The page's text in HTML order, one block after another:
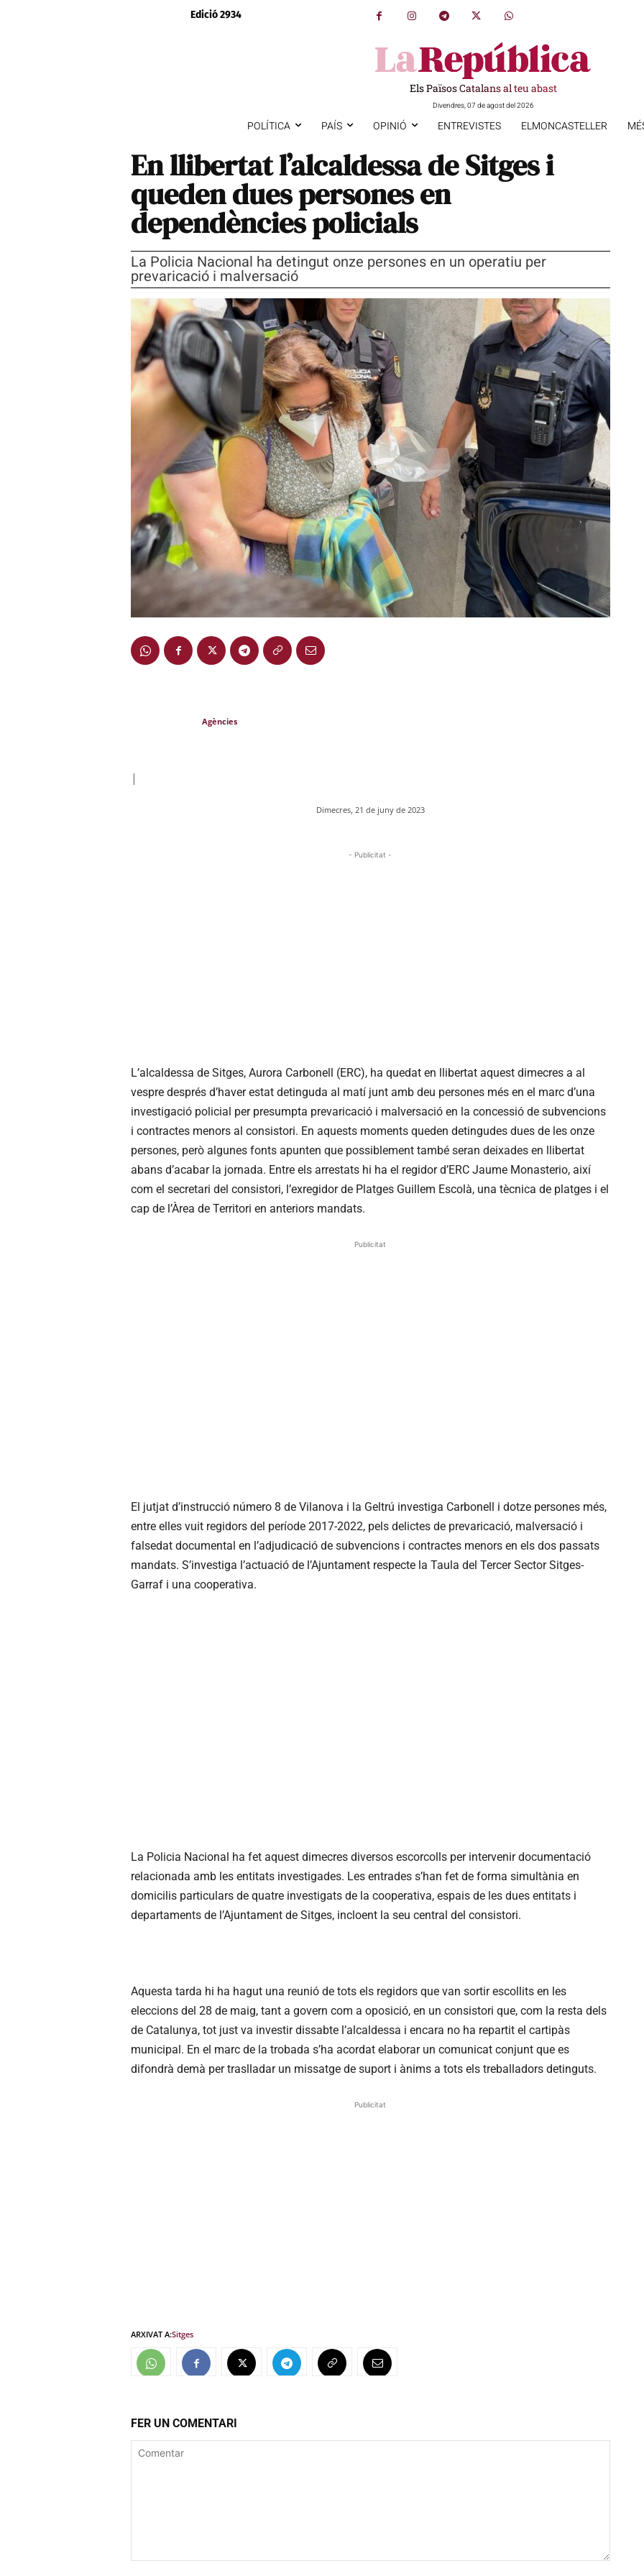
Edició 2934
Els Països Catalans al teu abast
Divendres, 07 de agost del 2026
POLÍTICA PAÍS OPINIÓ ENTREVISTES ELMONCASTELLER
En llibertat l’alcaldessa de Sitges i
queden dues persones en
dependències policials
La Policia Nacional ha detingut onze persones en un operatiu per
prevaricació i malversació
Agències
|
Dimecres, 21 de juny de 2023
- Publicitat -
L’alcaldessa de Sitges, Aurora Carbonell (ERC), ha quedat en llibertat aquest dimecres a al
vespre després d’haver estat detinguda al matí junt amb deu persones més en el marc d’una
investigació policial per presumpta prevaricació i malversació en la concessió de subvencions
i contractes menors al consistori. En aquests moments queden detingudes dues de les onze
persones, però algunes fonts apunten que possiblement també seran deixades en llibertat
abans d’acabar la jornada. Entre els arrestats hi ha el regidor d’ERC Jaume Monasterio, així
com el secretari del consistori, l’exregidor de Platges Guillem Escolà, una tècnica de platges i el
cap de l’Àrea de Territori en anteriors mandats.
Publicitat
El jutjat d’instrucció número 8 de Vilanova i la Geltrú investiga Carbonell i dotze persones més,
entre elles vuit regidors del període 2017-2022, pels delictes de prevaricació, malversació i
falsedat documental en l’adjudicació de subvencions i contractes menors en els dos passats
mandats. S’investiga l’actuació de l’Ajuntament respecte la Taula del Tercer Sector Sitges-
Garraf i una cooperativa.
La Policia Nacional ha fet aquest dimecres diversos escorcolls per intervenir documentació
relacionada amb les entitats investigades. Les entrades s’han fet de forma simultània en
domicilis particulars de quatre investigats de la cooperativa, espais de les dues entitats i
departaments de l’Ajuntament de Sitges, incloent la seu central del consistori.
Aquesta tarda hi ha hagut una reunió de tots els regidors que van sortir escollits en les
eleccions del 28 de maig, tant a govern com a oposició, en un consistori que, com la resta dels
de Catalunya, tot just va investir dissabte l’alcaldessa i encara no ha repartit el cartipàs
municipal. En el marc de la trobada s’ha acordat elaborar un comunicat conjunt que es
difondrà demà per traslladar un missatge de suport i ànims a tots els treballadors detinguts.
Publicitat
ARXIVAT A:Sitges
FER UN COMENTARI